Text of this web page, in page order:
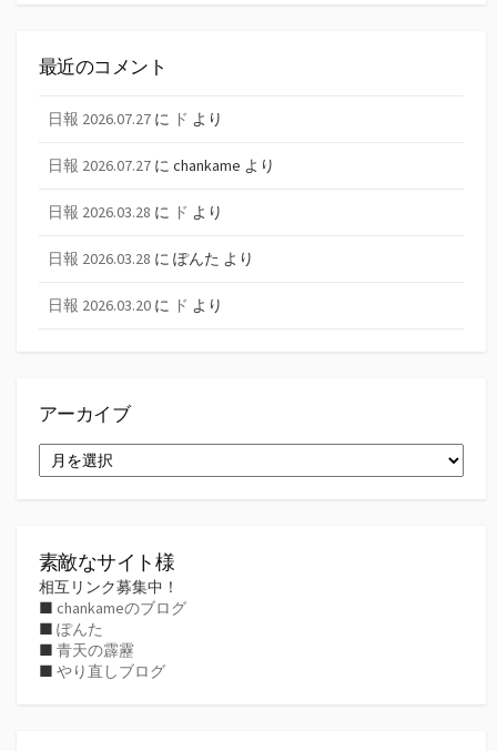
最近のコメント
日報 2026.07.27 に ド より
日報 2026.07.27 に chankame より
日報 2026.03.28 に ド より
日報 2026.03.28 に ぽんた より
日報 2026.03.20 に ド より
アーカイブ
ー
素敵なサイト様
相互リンク募集中！
■ chankameのブログ
■ ぽんた
■ 青天の霹靂
■ やり直しブログ